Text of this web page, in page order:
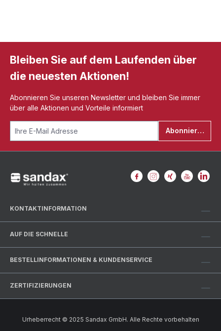
Bleiben Sie auf dem Laufenden über
die neuesten Aktionen!
Abonnieren Sie unseren Newsletter und bleiben Sie immer
über alle Aktionen und Vorteile informiert
Abonnieren
KONTAKTINFORMATION
AUF DIE SCHNELLE
BESTELLINFORMATIONEN & KUNDENSERVICE
ZERTIFIZIERUNGEN
Urheberrecht © 2025 Sandax GmbH. Alle Rechte vorbehalten